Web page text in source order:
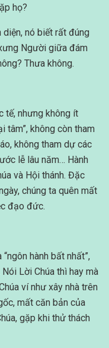
họ?
diện, nó biết rất đúng
Người giữa đám
Thưa không.
tế, nhưng không ít
tâm”, không còn tham
không tham dự các
lễ lâu năm… Hành
và Hội thánh. Đặc
chúng ta quên mất
đạo đức.
hành bất nhất”,
Lời Chúa thì hay mà
ví như xây nhà trên
mất căn bản của
gặp khi thử thách